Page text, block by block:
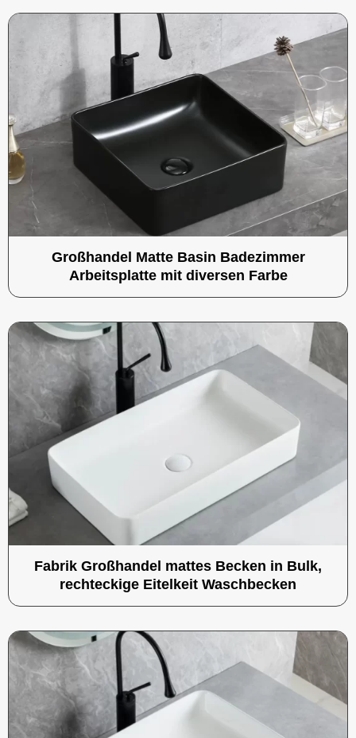
Großhandel Matte Basin Badezimmer
Arbeitsplatte mit diversen Farbe
Fabrik Großhandel mattes Becken in Bulk,
rechteckige Eitelkeit Waschbecken